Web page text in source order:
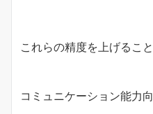
これらの精度を上げるこ
コミュニケーション能力